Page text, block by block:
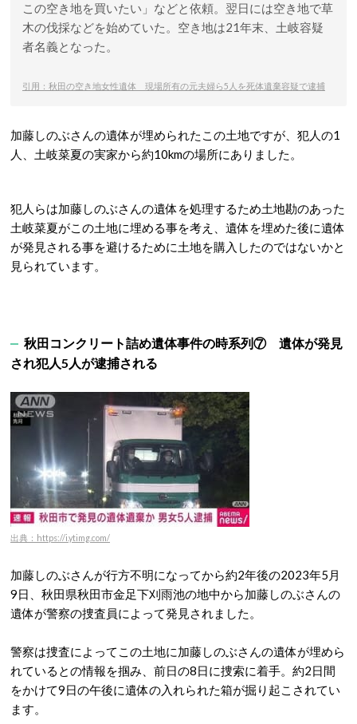
この空き地を買いたい」などと依頼。翌日には空き地で草
木の伐採などを始めていた。空き地は21年末、土岐容疑
者名義となった。
引用：秋田の空き地女性遺体 現場所有の元夫婦ら5人を死体遺棄容疑で逮捕
加藤しのぶさんの遺体が埋められたこの土地ですが、犯人の1
人、土岐菜夏の実家から約10kmの場所にありました。
犯人らは加藤しのぶさんの遺体を処理するため土地勘のあった
土岐菜夏がこの土地に埋める事を考え、遺体を埋めた後に遺体
が発見される事を避けるために土地を購入したのではないかと
見られています。
秋田コンクリート詰め遺体事件の時系列⑦ 遺体が発見
され犯人5人が逮捕される
出典：https://i.ytimg.com/
加藤しのぶさんが行方不明になってから約2年後の2023年5月
9日、秋田県秋田市金足下刈雨池の地中から加藤しのぶさんの
遺体が警察の捜査員によって発見されました。
警察は捜査によってこの土地に加藤しのぶさんの遺体が埋めら
れているとの情報を掴み、前日の8日に捜索に着手。約2日間
をかけて9日の午後に遺体の入れられた箱が掘り起こされてい
ます。